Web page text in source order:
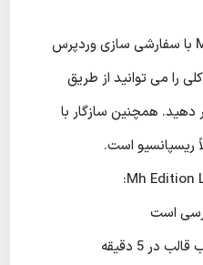
قالب وردپرس Mh Edition Lite با سفارشی سازی وردپرس
را می توانید از طریق
دهید. همچنین سازگار با
ریسپانسیو است.
است
در 5 دقیقه